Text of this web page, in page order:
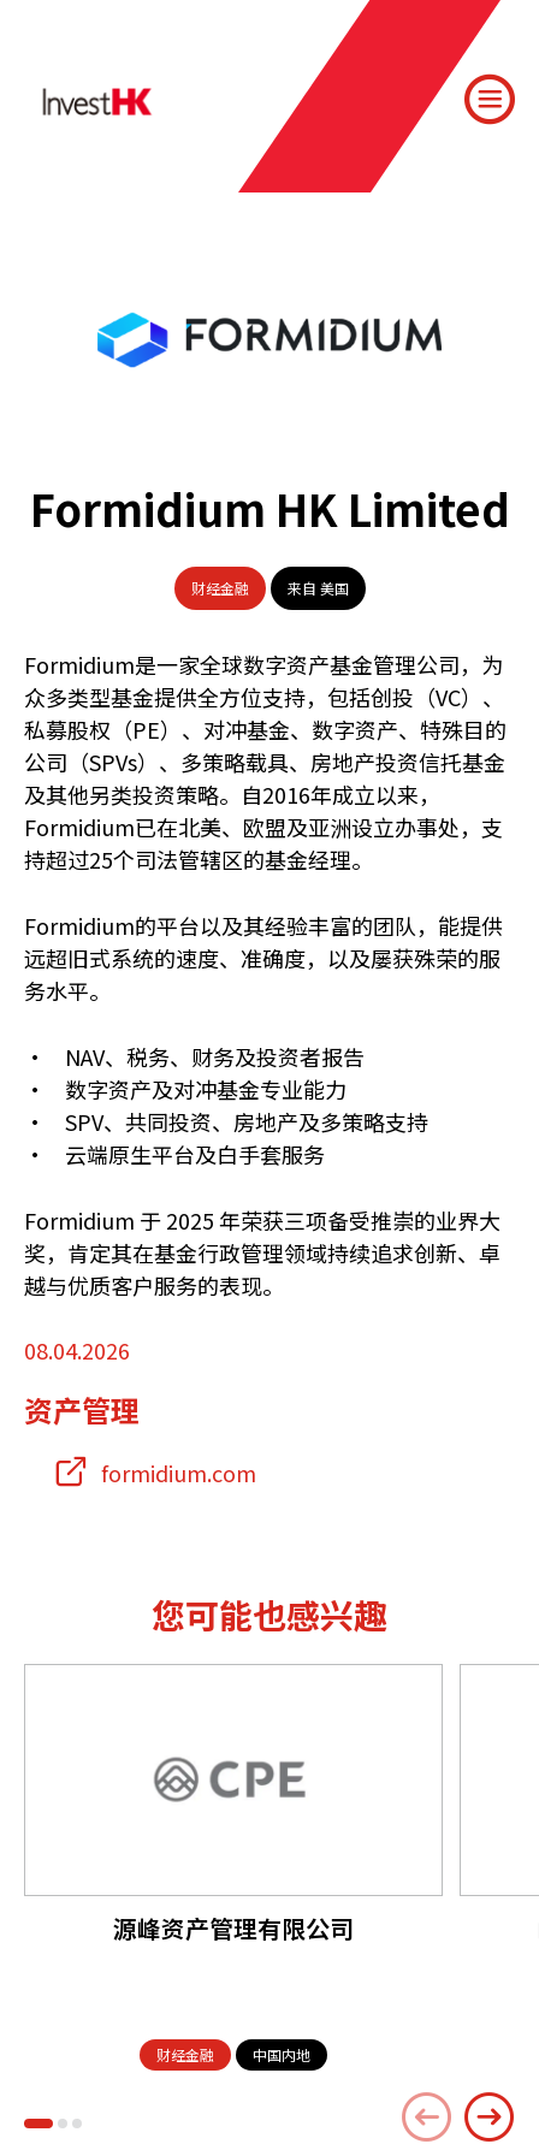
Formidium HK Limited
财经金融 来自 美国
Formidium是一家全球数字资产基金管理公司，为
众多类型基金提供全方位支持，包括创投（VC）、
私募股权（PE）、对冲基金、数字资产、特殊目的
公司（SPVs）、多策略载具、房地产投资信托基金
及其他另类投资策略。自2016年成立以来，
Formidium已在北美、欧盟及亚洲设立办事处，支
持超过25个司法管辖区的基金经理。
Formidium的平台以及其经验丰富的团队，能提供
远超旧式系统的速度、准确度，以及屡获殊荣的服
务水平。
• NAV、税务、财务及投资者报告
• 数字资产及对冲基金专业能力
• SPV、共同投资、房地产及多策略支持
• 云端原生平台及白手套服务
Formidium 于 2025 年荣获三项备受推崇的业界大
奖，肯定其在基金行政管理领域持续追求创新、卓
越与优质客户服务的表现。
08.04.2026
资产管理
formidium.com
您可能也感兴趣
源峰资产管理有限公司
财经金融 中国内地